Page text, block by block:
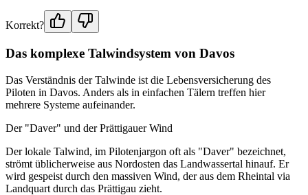
Korrekt?
Das komplexe Talwindsystem von Davos
Das Verständnis der Talwinde ist die Lebensversicherung des
Piloten in Davos. Anders als in einfachen Tälern treffen hier
mehrere Systeme aufeinander.
Der "Daver" und der Prättigauer Wind
Der lokale Talwind, im Pilotenjargon oft als "Daver" bezeichnet,
strömt üblicherweise aus Nordosten das Landwassertal hinauf. Er
wird gespeist durch den massiven Wind, der aus dem Rheintal via
Landquart durch das Prättigau zieht.